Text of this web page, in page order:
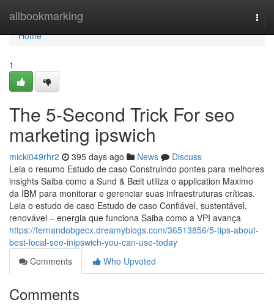
allbookmarking
Home
Home
1
The 5-Second Trick For seo
marketing ipswich
micki049rhr2 395 days ago News
Discuss
Leia o resumo Estudo de caso Construindo pontes para melhores
insights Saiba como a Sund & Bælt utiliza o application Maximo
da IBM para monitorar e gerenciar suas infraestruturas críticas.
Leia o estudo de caso Estudo de caso Confiável, sustentável,
renovável – energia que funciona Saiba como a VPI avança
https://fernandobgecx.dreamyblogs.com/36513856/5-tips-about-
best-local-seo-inipswich-you-can-use-today
Comments
Who Upvoted
Comments